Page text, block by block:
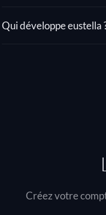
Qui développe eustella
Créez votre